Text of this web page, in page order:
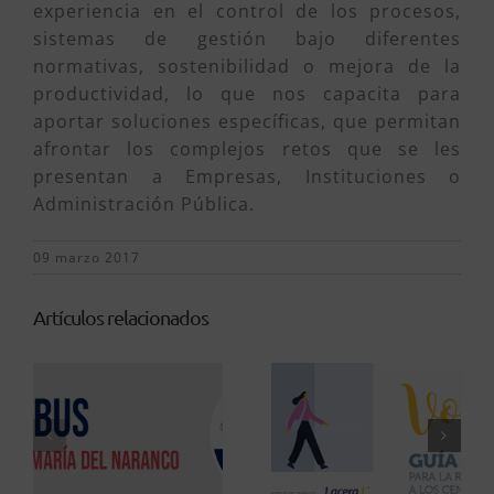
experiencia en el control de los procesos,
sistemas de gestión bajo diferentes
normativas, sostenibilidad o mejora de la
productividad, lo que nos capacita para
aportar soluciones específicas, que permitan
afrontar los complejos retos que se les
presentan a Empresas, Instituciones o
Administración Pública.
09 marzo 2017
Artículos relacionados